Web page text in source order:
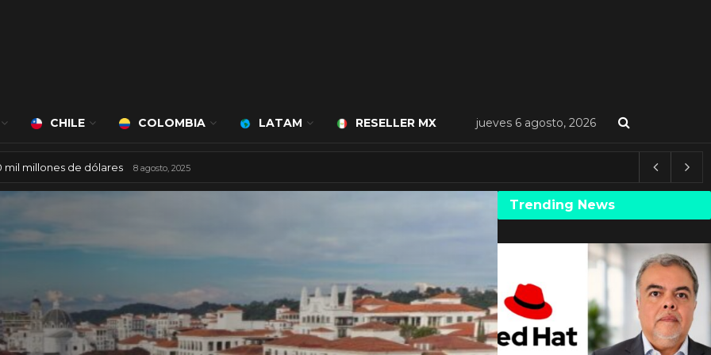
CHILE COLOMBIA LATAM RESELLER MX jueves 6 agosto, 2026
a cargo de Bert Milan 24 marzo, 2026
Trending News